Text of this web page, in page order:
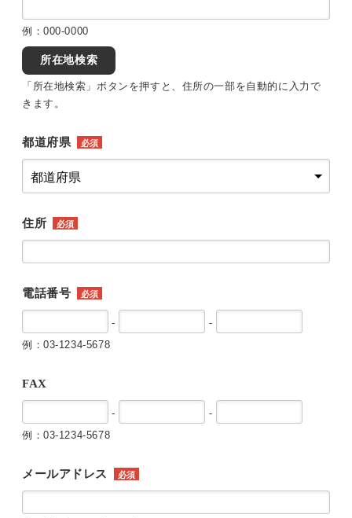
例：000-0000
所在地検索
「所在地検索」ボタンを押すと、住所の一部を自動的に入力で
きます。
都道府県 必須
住所 必須
電話番号 必須
-
-
例：03-1234-5678
FAX
-
-
例：03-1234-5678
メールアドレス 必須